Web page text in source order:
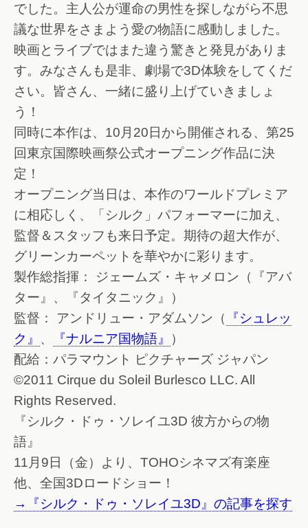
でした。主人公が運命の男性を探しながら不思
議な世界をさまよう愛の物語に感動しました。
映画とライブではまた違う驚きと発見がありま
す。みなさんも是非、劇場で3D体験をしてくだ
さい。皆さん、一緒に盛り上げていきましょ
う！
同時に本作は、10月20日から開催される、第25
回東京国際映画祭公式オープニング作品に決
定！
オープニング当日は、本作のワールドプレミア
に相応しく、「シルク」パフォーマーに加え、
監督＆スタッフも来日予定。期待の超大作が、
グリーンカーペットを華やかに彩ります。
製作総指揮： ジェームズ・キャメロン（『アバ
ター』、『タイタニック』）
監督： アンドリュー・アダムソン（
『シュレッ
ク』 、 『ナルニア国物語』
）
配給：パラマウント ピクチャーズ ジャパン
©2011 Cirque du Soleil Burlesco LLC. All
Rights Reserved.
『シルク・ドゥ・ソレイユ3D 彼方からの物
語』
11月9日（金）より、TOHOシネマズ有楽座
他、全国3Dロードショー！
→『シルク・ドゥ・ソレイユ3D』の記事を探す